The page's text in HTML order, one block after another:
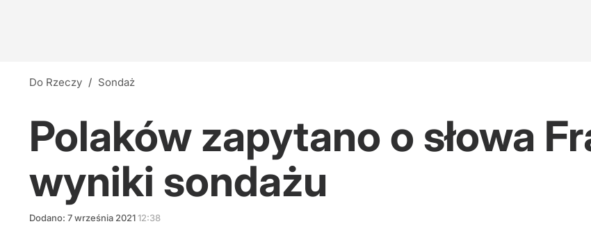
Do Rzeczy / Sondaż
Polaków zapytano o słowa
wyniki sondażu
Dodano: 7września 202112:38